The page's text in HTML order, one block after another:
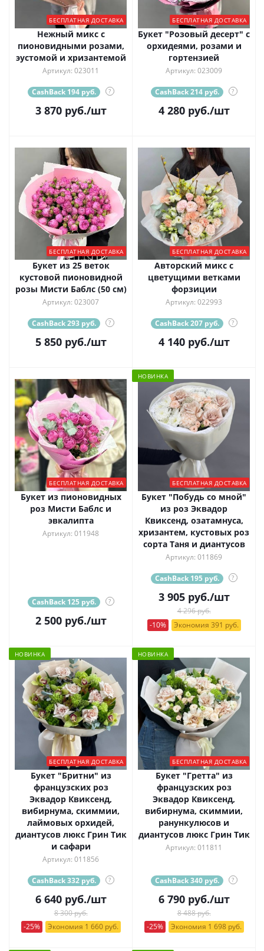
БЕСПЛАТНАЯ ДОСТАВКА
Нежный микс с
пионовидными розами,
эустомой и хризантемой
Артикул: 023011
CashBack 194 руб. ?
3 870руб./шт
БЕСПЛАТНАЯ ДОСТАВКА
Букет "Розовый десерт" с
орхидеями, розами и
гортензией
Артикул: 023009
CashBack 214 руб. ?
4 280руб./шт
БЕСПЛАТНАЯ ДОСТАВКА
Букет из 25 веток
кустовой пионовидной
розы Мисти Баблс (50 см)
Артикул: 023007
CashBack 293 руб. ?
5 850руб./шт
БЕСПЛАТНАЯ ДОСТАВКА
Авторский микс с
цветущими ветками
форзиции
Артикул: 022993
CashBack 207 руб. ?
4 140руб./шт
БЕСПЛАТНАЯ ДОСТАВКА
Букет из пионовидных
роз Мисти Баблс и
эвкалипта
Артикул: 011948
CashBack 125 руб. ?
2 500руб./шт
НОВИНКА
БЕСПЛАТНАЯ ДОСТАВКА
Букет "Побудь со мной"
из роз Эквадор
Квиксенд, озатамнуса,
хризантем, кустовых роз
сорта Таня и диантусов
Артикул: 011869
CashBack 195 руб. ?
3 905руб./шт
4 296 руб.
-10%
Экономия 391 руб.
НОВИНКА
БЕСПЛАТНАЯ ДОСТАВКА
Букет "Бритни" из
французских роз
Эквадор Квиксенд,
вибирнума, скиммии,
лаймовых орхидей,
диантусов люкс Грин Тик
и сафари
Артикул: 011856
CashBack 332 руб. ?
6 640руб./шт
8 300 руб.
-25%
Экономия 1 660 руб.
НОВИНКА
БЕСПЛАТНАЯ ДОСТАВКА
Букет "Гретта" из
французских роз
Эквадор Квиксенд,
вибирнума, скиммии,
ранункулюсов и
диантусов люкс Грин Тик
Артикул: 011811
CashBack 340 руб. ?
6 790руб./шт
8 488 руб.
-25%
Экономия 1 698 руб.